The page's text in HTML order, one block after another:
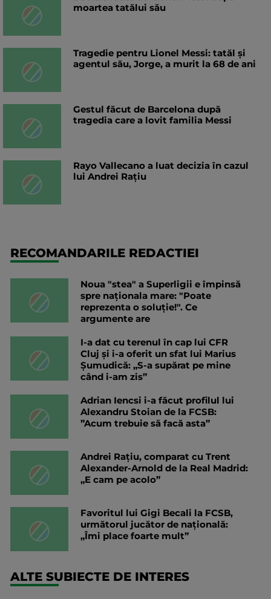
moartea tatălui său
Tragedie pentru Lionel Messi: tatăl și
agentul său, Jorge, a murit la 68 de ani
Gestul făcut de Barcelona după
tragedia care a lovit familia Messi
Rayo Vallecano a luat decizia în cazul
lui Andrei Rațiu
RECOMANDARILE REDACTIEI
Noua "stea" a Superligii e împinsă
spre naționala mare: "Poate
reprezenta o soluție!". Ce
argumente are
I-a dat cu terenul în cap lui CFR
Cluj și i-a oferit un sfat lui Marius
Șumudică: „S-a supărat pe mine
când i-am zis”
Adrian Iencsi i-a făcut profilul lui
Alexandru Stoian de la FCSB:
”Acum trebuie să facă asta”
Andrei Rațiu, comparat cu Trent
Alexander-Arnold de la Real Madrid:
„E cam pe acolo”
Favoritul lui Gigi Becali la FCSB,
următorul jucător de națională:
„Îmi place foarte mult”
ALTE SUBIECTE DE INTERES